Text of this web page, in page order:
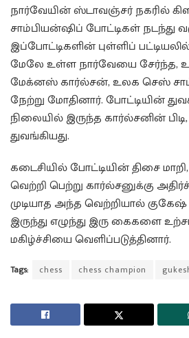
நார்வேயின் ஸ்டாவஞ்சர் நகரில்
சாம்பியன்ஷிப் போட்டிகள் நடந்து
இப்போட்டிகளின் புள்ளிப்
மேலே உள்ள நார்வேயை சேர்ந்த,
மேக்னஸ் கார்ல்சன், உலக செஸ்
நேற்று மோதினார். போட்டியின்
நிலையில் இருந்த கார்ல்சனின்
துவங்கியது.
கடைசியில் போட்டியின் திசை
வெற்றி பெற்று கார்ல்சனுக்கு
முடியாத அந்த வெற்றியால்
இருந்து எழுந்து இரு கைகளை
மகிழ்ச்சியை வெளிப்படுத்தினார்.
Tags: chess chess champion